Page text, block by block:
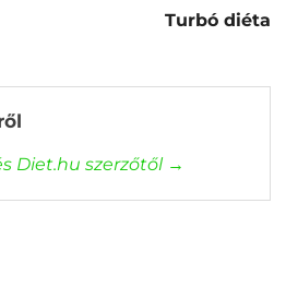
Turbó diéta
Diet.hu szerzőtől →